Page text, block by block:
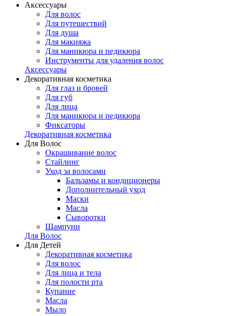
Аксессуары
Для волос
Для путешествий
Для душа
Для макияжа
Для маникюра и педикюра
Инструменты для удаления волос
Аксессуары
Декоративная косметика
Для глаз и бровей
Для губ
Для лица
Для маникюра и педикюра
Фиксаторы
Декоративная косметика
Для Волос
Окрашивание волос
Стайлинг
Уход за волосами
Бальзамы и кондиционеры
Дополнительный уход
Маски
Масла
Сыворотки
Шампуни
Для Волос
Для Детей
Декоративная косметика
Для волос
Для лица и тела
Для полости рта
Купание
Масла
Мыло